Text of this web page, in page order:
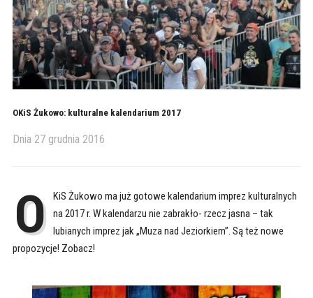
OKiS Żukowo: kulturalne kalendarium 2017
Dnia 27 grudnia 2016
O KiS Żukowo ma już gotowe kalendarium imprez kulturalnych
na 2017 r. W kalendarzu nie zabrakło- rzecz jasna – tak
lubianych imprez jak „Muza nad Jeziorkiem”. Są też nowe
propozycje! Zobacz!